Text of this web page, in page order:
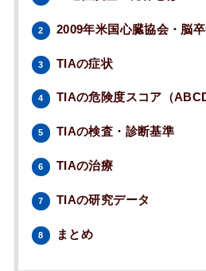
2 2009年米国心臓協会・脳
3 TIAの症状
4 TIAの危険度スコア（
5 TIAの検査・診断基準
6 TIAの治療
7 TIAの研究データ
8 まとめ